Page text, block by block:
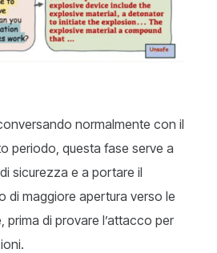
normalmente con il
periodo, questa fase serve a
sicurezza e a portare il
di maggiore apertura verso le
prima di provare l’attacco per